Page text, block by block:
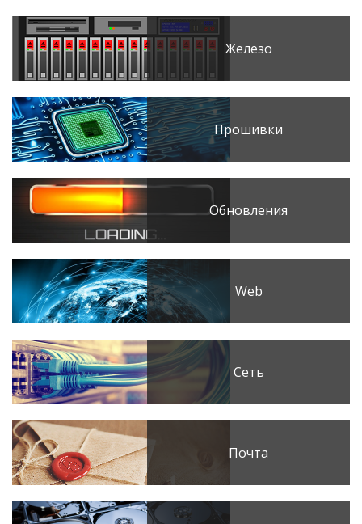
Железо
Прошивки
Обновления
Web
Сеть
Почта